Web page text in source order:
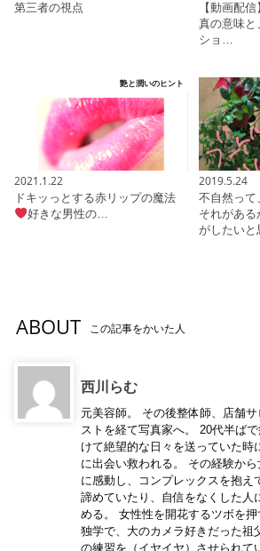
第三者の視点
【動画配
真の意味と
ショ…
艶と潤いのヒント
2021.1.22
ドキッっとする赤リップの魔法
好きな男性の…
2019.5.24
不自然って
それがある
がしたいと
ABOUT この記事をかいた人
西川らむ
元美容師。 その後整体師、店舗
ストを経て写真家へ。 20代半ば
けて絶望的な日々を送っていた時
に出会い救われる。 その経験か
に感動し、コンプレックスを抱え
諦めていたり、自信をなくした人
める。 女性性を開花するツボを
独学で、大のカメラ好きだった祖
の練習を（イヤイヤ）させられて